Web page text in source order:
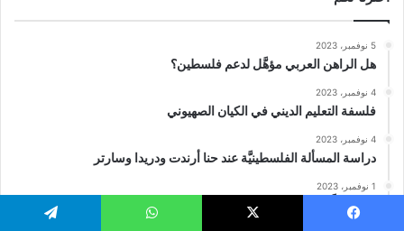
5 نوفمبر، 2023
هل الراهن العربي مؤهَّل لدعم فلسطين؟
4 نوفمبر، 2023
فلسفة التعليم الديني في الكيان الصهيوني
4 نوفمبر، 2023
دراسة المسألة الفلسطينيَّة عند حنا أرندت ودريدا وسارتر
1 نوفمبر، 2023
كيف حطَّم طوفان الأقصى الافتراضات حول الصراع الفلسطيني
الصهيوني؟